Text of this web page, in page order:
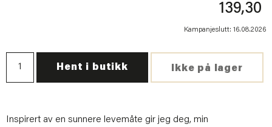
139,30
Kampanjeslutt: 16.08.2026
Ikke på lager
Hent i butikk
Inspirert av en sunnere levemåte gir jeg deg, min